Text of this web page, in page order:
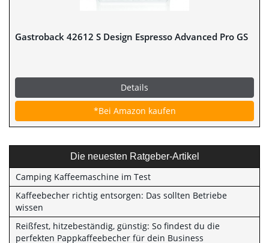
Gastroback 42612 S Design Espresso Advanced Pro GS
Details
*Bei Amazon kaufen
Die neuesten Ratgeber-Artikel
Camping Kaffeemaschine im Test
Kaffeebecher richtig entsorgen: Das sollten Betriebe
wissen
Reißfest, hitzebeständig, günstig: So findest du die
perfekten Pappkaffeebecher für dein Business